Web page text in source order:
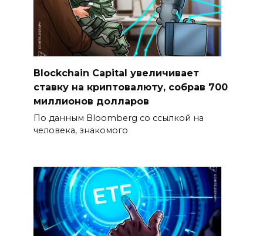
Blockchain Capital увеличивает
ставку на криптовалюту, собрав 700
миллионов долларов
По данным Bloomberg со ссылкой на
человека, знакомого